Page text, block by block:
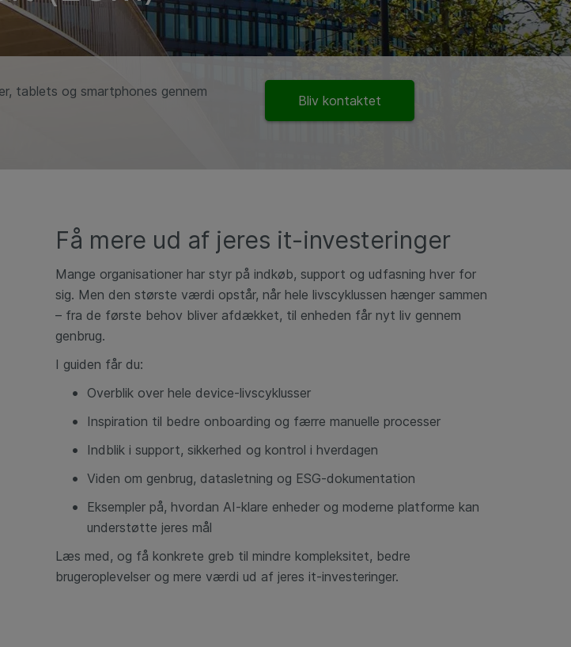
tablets og smartphones gennem
Bliv kontaktet
Få mere ud af jeres it-investeringer
Mange organisationer har styr på indkøb, support og udfasning hver for
sig. Men den største værdi opstår, når hele livscyklussen hænger sammen
– fra de første behov bliver afdækket, til enheden får nyt liv gennem
genbrug.
I guiden får du:
Overblik over hele device-livscyklusser
Inspiration til bedre onboarding og færre manuelle processer
Indblik i support, sikkerhed og kontrol i hverdagen
Viden om genbrug, datasletning og ESG-dokumentation
Eksempler på, hvordan AI-klare enheder og moderne platforme kan
understøtte jeres mål
Læs med, og få konkrete greb til mindre kompleksitet, bedre
brugeroplevelser og mere værdi ud af jeres it-investeringer.